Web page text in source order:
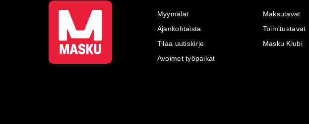
Myymälät
Ajankohtaista
Tilaa uutiskirje
Avoimet työpaikat
Maksutavat
Toimitustavat
Masku Klubi